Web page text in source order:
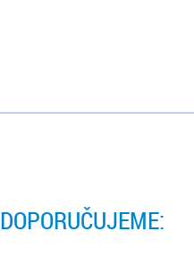
DOPORUČUJEME: